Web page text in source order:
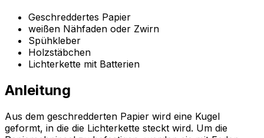
Geschreddertes Papier
weißen Nähfaden oder Zwirn
Spühkleber
Holzstäbchen
Lichterkette mit Batterien
Anleitung
Aus dem geschredderten Papier wird eine Kugel
geformt, in die die Lichterkette steckt wird. Um die